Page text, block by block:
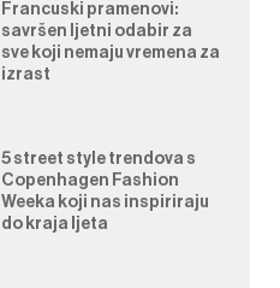
Francuski pramenovi:
savršen ljetni odabir za
sve koji nemaju vremena za
izrast
5 street style trendova s
Copenhagen Fashion
Weeka koji nas inspiriraju
do kraja ljeta